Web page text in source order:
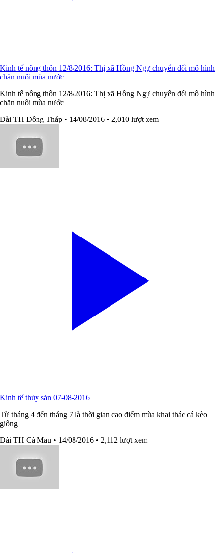
Kinh tế nông thôn 12/8/2016: Thị xã Hồng Ngự chuyển đổi mô hình
chăn nuôi mùa nước
Kinh tế nông thôn 12/8/2016: Thị xã Hồng Ngự chuyển đổi mô hình
chăn nuôi mùa nước
Đài TH Đồng Tháp • 14/08/2016 • 2,010 lượt xem
Kinh tế thủy sản 07-08-2016
Từ tháng 4 đến tháng 7 là thời gian cao điểm mùa khai thác cá kèo
giống
Đài TH Cà Mau • 14/08/2016 • 2,112 lượt xem